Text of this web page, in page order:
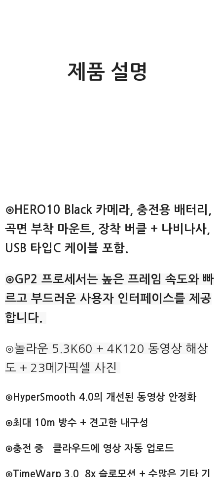
제품 설명
⊙HERO10 Black 카메라, 충전용 배터리,
곡면 부착 마운트, 장착 버클 + 나비나사,
USB 타입C 케이블 포함.
⊙GP2 프로세서는 높은 프레임 속도와 빠
르고 부드러운 사용자 인터페이스를 제공
합니다.
⊙놀라운 5.3K60 + 4K120 동영상 해상
도 + 23메가픽셀 사진
⊙HyperSmooth 4.0의 개선된 동영상 안정화
⊙최대 10m 방수 + 견고한 내구성
⊙충전 중 클라우드에 영상 자동 업로드
⊙TimeWarp 3.0, 8x 슬로모션 + 수많은 기타 기